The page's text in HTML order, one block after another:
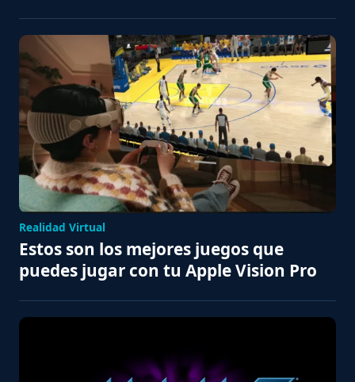
Realidad Virtual
Estos son los mejores juegos que
puedes jugar con tu Apple Vision Pro